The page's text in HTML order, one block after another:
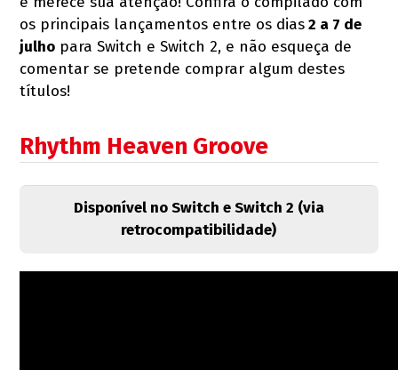
os principais lançamentos entre os dias2 a 7 de
julho para Switch e Switch 2, e não esqueça de
comentar se pretende comprar algum destes
títulos!
Rhythm Heaven Groove
Disponível no Switch e Switch 2 (via
retrocompatibilidade)